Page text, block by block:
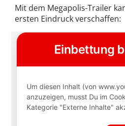
Mit dem Megapolis-Trailer
ersten Eindruck verschaffen: